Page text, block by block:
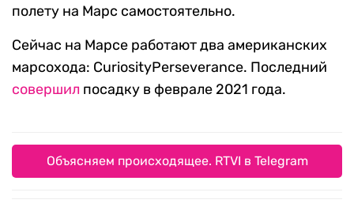
полету на Марс самостоятельно.
Сейчас на Марсе работают два американских
марсохода: CuriosityPerseverance. Последний
совершил посадку в феврале 2021 года.
Объясняем происходящее. RTVI в Telegram